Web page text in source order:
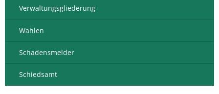
Verwaltungsgliederung
Wahlen
Schadensmelder
Schiedsamt